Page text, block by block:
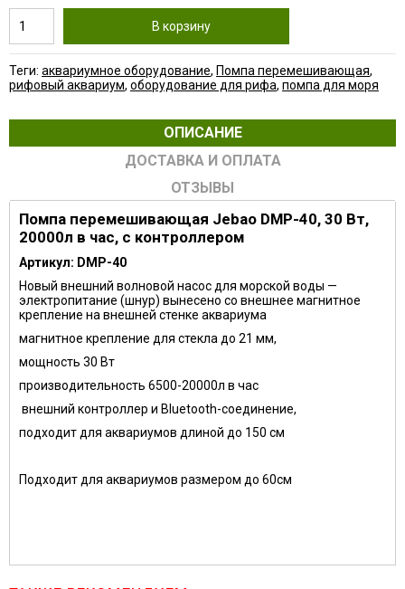
В корзину
Теги: аквариумное оборудование, Помпа перемешивающая,
рифовый аквариум, оборудование для рифа, помпа для моря
ОПИСАНИЕ
ДОСТАВКА И ОПЛАТА
ОТЗЫВЫ
Помпа перемешивающая Jebao DMP-40, 30 Вт,
20000л в час, c контроллером
Артикул: DMP-40
Новый внешний волновой насос для морской воды —
электропитание (шнур) вынесено со внешнее магнитное
крепление на внешней стенке аквариума
магнитное крепление для стекла до 21 мм,
мощность 30 Вт
производительность 6500-20000л в час
внешний контроллер и Bluetooth-соединение,
подходит для аквариумов длиной до 150 см
Подходит для аквариумов размером до 60см